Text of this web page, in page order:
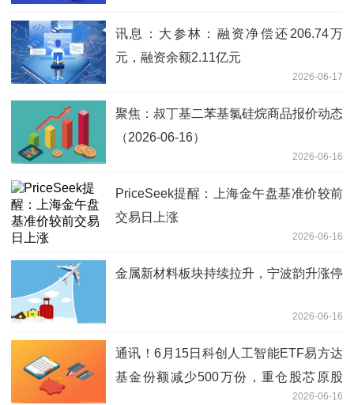
讯息：大参林：融资净偿还206.74万
元，融资余额2.11亿元
2026-06-17
聚焦：叔丁基二苯基氯硅烷商品报价动态
（2026-06-16）
2026-06-16
PriceSeek提醒：上海金午盘基准价较前
交易日上涨
2026-06-16
金属新材料板块持续拉升，宁波韵升涨停
2026-06-16
通讯！6月15日科创人工智能ETF易方达
基金份额减少500万份，重仓股芯原股
2026-06-16